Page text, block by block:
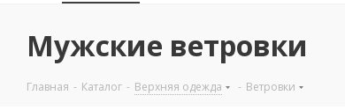
Мужские ветровки
Главная - Каталог - Верхняя одежда - Ветровки